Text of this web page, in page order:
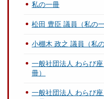
私の一冊
松田 豊臣 議員（私の一
小棚木 政之 議員（私の
一般社団法人 わらび
冊）
一般社団法人 わらび